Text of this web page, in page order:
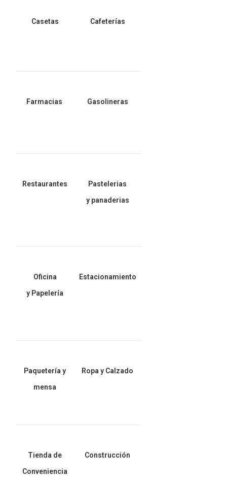
Casetas Cafeterías
Farmacias Gasolineras
Restaurantes
Pastelerias
y panaderias
Oficina
y Papelería
Estacionamiento
Paquetería y
mensa
Ropa y Calzado
Tienda de
Conveniencia
Construcción